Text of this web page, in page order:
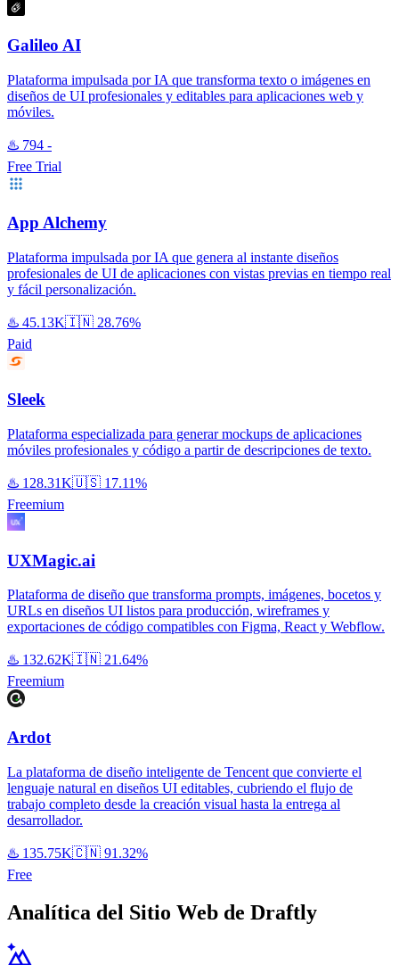
Galileo AI
Plataforma impulsada por IA que transforma texto o imágenes en
diseños de UI profesionales y editables para aplicaciones web y
móviles.
♨️ 794 -
Free Trial
App Alchemy
Plataforma impulsada por IA que genera al instante diseños
profesionales de UI de aplicaciones con vistas previas en tiempo real
y fácil personalización.
♨️ 45.13K🇮🇳 28.76%
Paid
Sleek
Plataforma especializada para generar mockups de aplicaciones
móviles profesionales y código a partir de descripciones de texto.
♨️ 128.31K🇺🇸 17.11%
Freemium
UXMagic.ai
Plataforma de diseño que transforma prompts, imágenes, bocetos y
URLs en diseños UI listos para producción, wireframes y
exportaciones de código compatibles con Figma, React y Webflow.
♨️ 132.62K🇮🇳 21.64%
Freemium
Ardot
La plataforma de diseño inteligente de Tencent que convierte el
lenguaje natural en diseños UI editables, cubriendo el flujo de
trabajo completo desde la creación visual hasta la entrega al
desarrollador.
♨️ 135.75K🇨🇳 91.32%
Free
Analítica del Sitio Web de Draftly